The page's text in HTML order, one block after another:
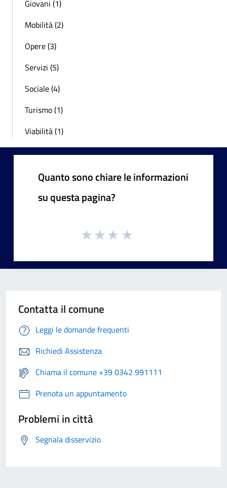
Giovani (1)
Mobilità (2)
Opere (3)
Servizi (5)
Sociale (4)
Turismo (1)
Viabilità (1)
Quanto sono chiare le informazioni
su questa pagina?
Contatta il comune
Leggi le domande frequenti
Richiedi Assistenza
Chiama il comune +39 0342 991111
Prenota un appuntamento
Problemi in città
Segnala disservizio